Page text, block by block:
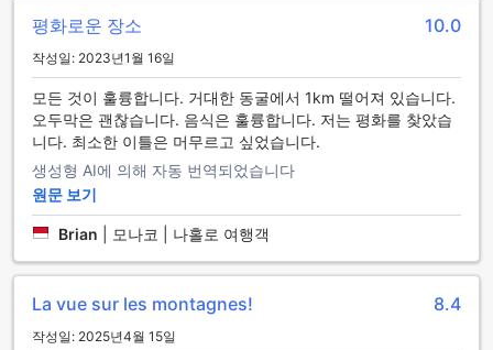
를 느낄 수 있습니다. 콩 로 케이브는 동굴 탐험을 좋아하는 사
람들에게 최적의 장소이며, 동굴 내부에서는 신비로운 분위기
와 아름다운 자연 경관을 만날 수 있습니다.
콩 로 케이브는 코운 캄에서 꼭 방문해야 할 곳 중 하나입니다.
이곳에서 자연과 모험의 아름다움을 동시에 경험할 수 있으며,
독특한 동굴 속에서 새로운 세계를 탐험할 수 있습니다. 코운 캄
여행 중에는 꼭 콩 로 케이브를 포함하여 다양한 관광지를 방문
해보세요.
꽁로 에코 로지로의 교통편
꽁로 에코 로지는 코운 캄, 라오스에 위치한 아름다운 숙박 시설
입니다. 코운 캄에 도착하는 가장 가까운 공항은 코운 캄 국제공
항입니다. 코운 캄 국제공항에서 꽁로 에코 로지까지 이동하는
여러 가지 교통 수단이 있습니다.
평화로운 장소 10.0
작성일: 2023년1월 16일
모든 것이 훌륭합니다. 거대한 동굴에서 1km 떨어져 있습니다.
오두막은 괜찮습니다. 음식은 훌륭합니다. 저는 평화를 찾았습
니다. 최소한 이틀은 머무르고 싶었습니다.
생성형 AI에 의해 자동 번역되었습니다
원문 보기
Brian 모나코 | 나홀로 여행객
La vue sur les montagnes! 8.4
작성일: 2025년4월 15일